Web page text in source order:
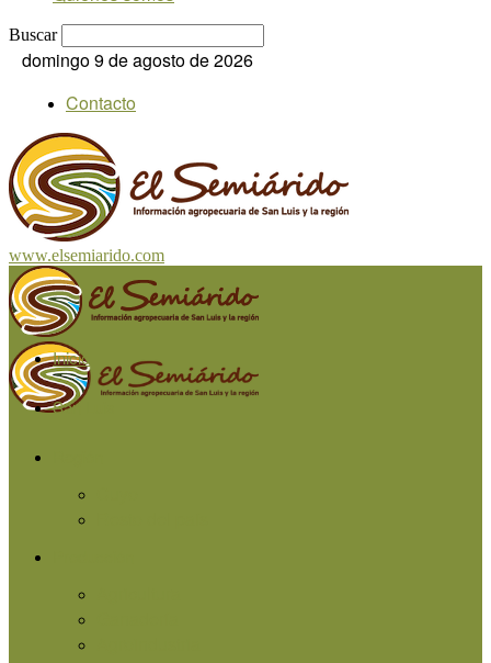
Buscar
domingo 9 de agosto de 2026
Contacto
www.elsemiarido.com
Inicio
San Luis